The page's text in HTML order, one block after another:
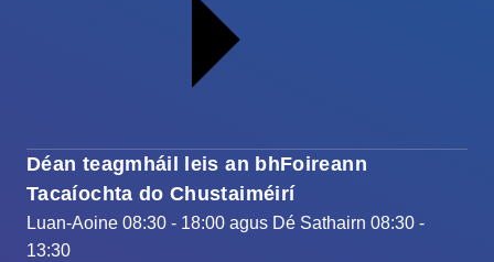
Déan teagmháil leis an bhFoireann
Tacaíochta do Chustaiméirí
Luan-Aoine 08:30 - 18:00 agus Dé Sathairn 08:30 -
13:30